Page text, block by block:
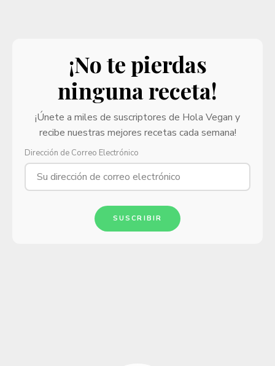
¡No te pierdas
ninguna receta!
¡Únete a miles de suscriptores de Hola Vegan y
recibe nuestras mejores recetas cada semana!
Dirección de Correo Electrónico
SUSCRIBIR